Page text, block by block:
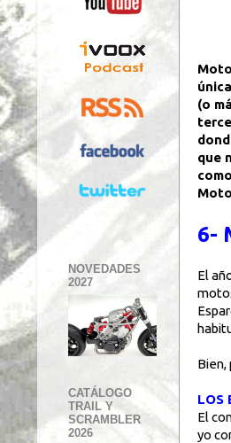
(o
que
6-
El
Bien,
LOS
El
yo
NOVEDADES
2027
CATÁLOGO
TRAIL Y
SCRAMBLER
2026